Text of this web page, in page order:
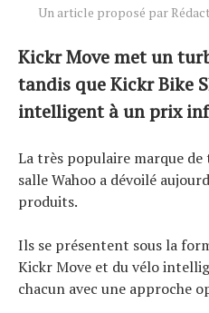
Un article proposé par
Kickr Move met un
tandis que Kickr Bike
intelligent à un prix
La très populaire marque
salle Wahoo a dévoilé
produits.
Ils se présentent sous la
Kickr Move et du vélo
chacun avec une approche